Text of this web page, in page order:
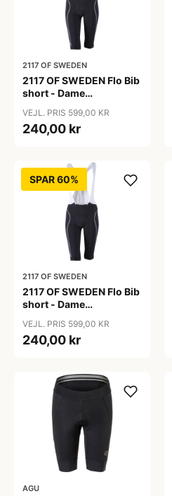
2117 OF SWEDEN
2117 OF SWEDEN Flo Bib
short - Dame
Sort - Str. 36
VEJL. PRIS 599,00 KR
240,00 kr
SPAR 60%
2117 OF SWEDEN
2117 OF SWEDEN Flo Bib
short - Dame
Sort - Str. 40
VEJL. PRIS 599,00 KR
240,00 kr
AGU